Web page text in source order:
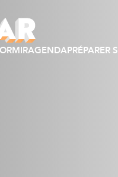
AGENDAPRÉPARER